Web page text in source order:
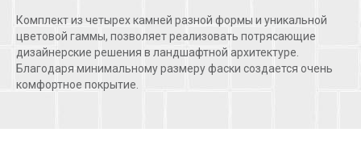
Комплект из четырех камней разной формы и уникальной
цветовой гаммы, позволяет реализовать потрясающие
дизайнерские решения в ландшафтной архитектуре.
Благодаря минимальному размеру фаски создается очень
комфортное покрытие.